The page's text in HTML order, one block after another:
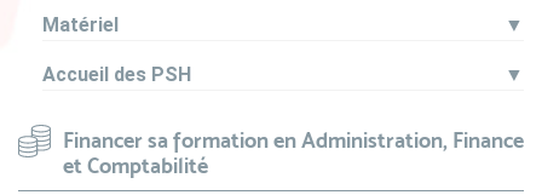
Matériel ▼
Accueil des PSH ▼
Financer sa formation en Administration, Finance
et Comptabilité